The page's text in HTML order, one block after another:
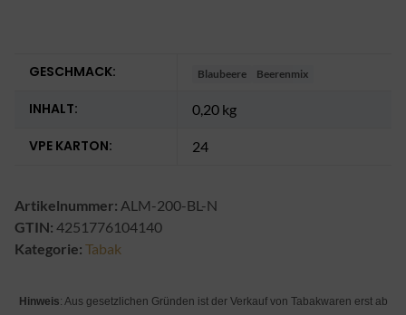
GESCHMACK: Blaubeere Beerenmix
INHALT: 0,20 kg
VPE KARTON: 24
Artikelnummer: ALM-200-BL-N
GTIN: 4251776104140
Kategorie: Tabak
Hinweis: Aus gesetzlichen Gründen ist der Verkauf von Tabakwaren erst ab